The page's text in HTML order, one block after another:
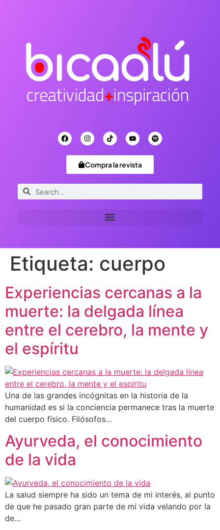
Compra la revista
Etiqueta: cuerpo
Experiencias cercanas a la
muerte: la delgada línea
entre el cerebro, la mente y
el espíritu
Una de las grandes incógnitas en la historia de la
humanidad es si la conciencia permanece tras la muerte
del cuerpo físico. Filósofos…
Ayurveda, el conocimiento
de la vida
La salud siempre ha sido un tema de mi interés, al punto
de que he pasado gran parte de mi vida velando por la
de…